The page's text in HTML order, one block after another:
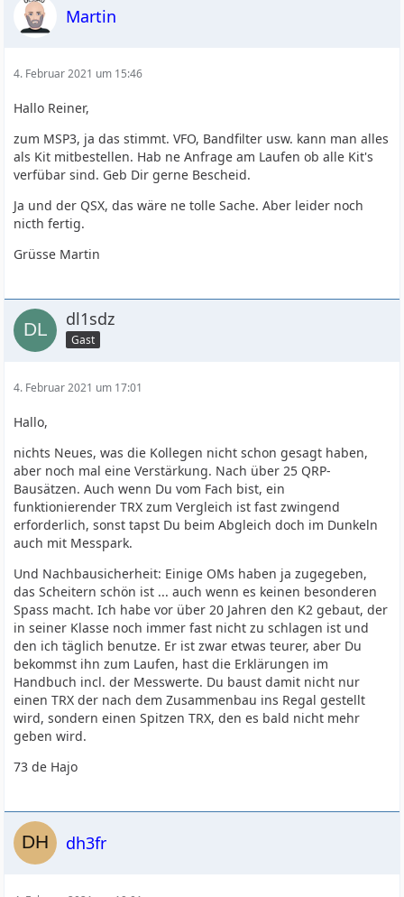
Martin
4. Februar 2021 um 15:46
Hallo Reiner,
zum MSP3, ja das stimmt. VFO, Bandfilter usw. kann man alles
als Kit mitbestellen. Hab ne Anfrage am Laufen ob alle Kit's
verfübar sind. Geb Dir gerne Bescheid.
Ja und der QSX, das wäre ne tolle Sache. Aber leider noch
nicth fertig.
Grüsse Martin
dl1sdz
Gast
4. Februar 2021 um 17:01
Hallo,
nichts Neues, was die Kollegen nicht schon gesagt haben,
aber noch mal eine Verstärkung. Nach über 25 QRP-
Bausätzen. Auch wenn Du vom Fach bist, ein
funktionierender TRX zum Vergleich ist fast zwingend
erforderlich, sonst tapst Du beim Abgleich doch im Dunkeln
auch mit Messpark.
Und Nachbausicherheit: Einige OMs haben ja zugegeben,
das Scheitern schön ist ... auch wenn es keinen besonderen
Spass macht. Ich habe vor über 20 Jahren den K2 gebaut, der
in seiner Klasse noch immer fast nicht zu schlagen ist und
den ich täglich benutze. Er ist zwar etwas teurer, aber Du
bekommst ihn zum Laufen, hast die Erklärungen im
Handbuch incl. der Messwerte. Du baust damit nicht nur
einen TRX der nach dem Zusammenbau ins Regal gestellt
wird, sondern einen Spitzen TRX, den es bald nicht mehr
geben wird.
73 de Hajo
dh3fr